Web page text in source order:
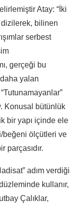
Atay: “İki
bilinen
serbest
gerçeği bu
yalan
Konusal bütünlük
bir yapı içinde ele
beğeni ölçütleri ve
parçasıdır.
adım verdiği
kullanır,
Çalıklar,